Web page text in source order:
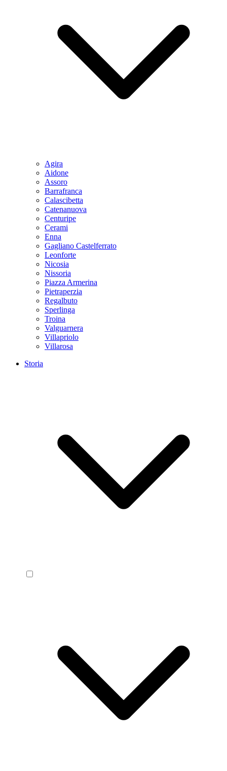
Agira
Aidone
Assoro
Barrafranca
Calascibetta
Catenanuova
Centuripe
Cerami
Enna
Gagliano Castelferrato
Leonforte
Nicosia
Nissoria
Piazza Armerina
Pietraperzia
Regalbuto
Sperlinga
Troina
Valguarnera
Villapriolo
Villarosa
Storia